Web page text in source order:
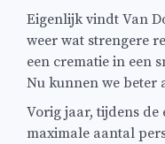
Eigenlijk vindt Van
weer wat strengere
een crematie in een
Nu kunnen we beter
Vorig jaar, tijdens
maximale aantal